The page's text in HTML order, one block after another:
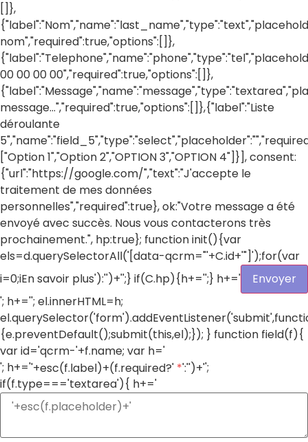
[]},
nom","required":true,"options":[]},
00 00 00 00","required":true,"options":[]},
message...","required":true,"options":[]},{"label":"Liste
déroulante
["Option 1","Option 2","OPTION 3","OPTION 4"]}], consent:
{"url":"https://google.com/","text":"J'accepte le
traitement de mes données
personnelles","required":true}, ok:"Votre message a été
envoyé avec succès. Nous vous contacterons très
prochainement.", hp:true}; function init(){var
els=d.querySelectorAll('[data-qcrm="'+C.id+'"]');for(var
i=0;iEn savoir plus'):'')+'';} if(C.hp){h+='';} h+='
Envoyer
'; h+=''; el.innerHTML=h;
{e.preventDefault();submit(this,el);}); } function field(f){
var id='qcrm-'+f.name; var h='
'; h+=''+esc(f.label)+(f.required?' *':'')+'';
if(f.type==='textarea'){ h+='